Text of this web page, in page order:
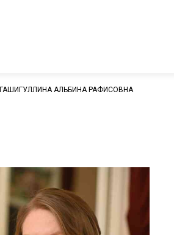
ГАШИГУЛЛИНА АЛЬБИНА РАФИСОВНА